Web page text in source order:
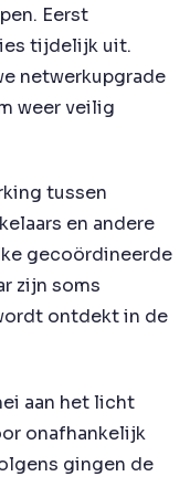
Eerst
tijdelijk uit.
netwerkupgrade
weer veilig
tussen
en andere
gecoördineerde
zijn soms
ontdekt in de
aan het licht
onafhankelijk
gingen de